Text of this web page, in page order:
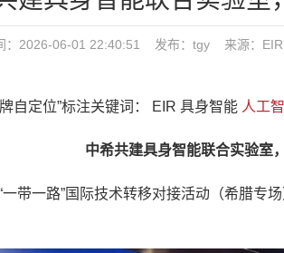
：2026-06-01 22:40:51 发布：tgy 来源：
定位”标注关键词： EIR 具身智能 人工
中希共建具身智能联合实验室
一路”国际技术转移对接活动（希腊专场